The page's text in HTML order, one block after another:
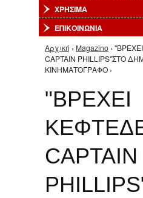
ΧΡΗΣΙΜΑ
ΕΠΙΚΟΙΝΩΝΙΑ
Είστε εδώ
Αρχική › Magazino ›
CAPTAIN PHILLIPS"ΣΤΟ
ΚΙΝΗΜΑΤΟΓΡΑΦΟ ›
"ΒΡΕΧΕΙ
CAPTAIN